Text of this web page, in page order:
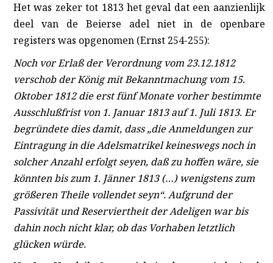
Het was zeker tot 1813 het geval dat een aanzienlijk
deel van de Beierse adel niet in de openbare
registers was opgenomen (Ernst 254-255):
Noch vor Erlaß der Verordnung vom 23.12.1812
verschob der König mit Bekanntmachung vom 15.
Oktober 1812 die erst fünf Monate vorher bestimmte
Ausschlußfrist von 1. Januar 1813 auf 1. Juli 1813. Er
begründete dies damit, dass „die Anmeldungen zur
Eintragung in die Adelsmatrikel keineswegs noch in
solcher Anzahl erfolgt seyen, daß zu hoffen wäre, sie
könnten bis zum 1. Jänner 1813 (…) wenigstens zum
größeren Theile vollendet seyn“. Aufgrund der
Passivität und Reserviertheit der Adeligen war bis
dahin noch nicht klar, ob das Vorhaben letztlich
glücken würde.